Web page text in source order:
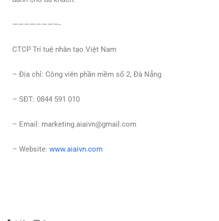
————————-
CTCP Trí tuệ nhân tạo Việt Nam
– Địa chỉ: Công viên phần mềm số 2, Đà Nẵng
– SĐT: 0844 591 010
– Email: marketing.aiaivn@gmail.com
– Website: www.aiaivn.com